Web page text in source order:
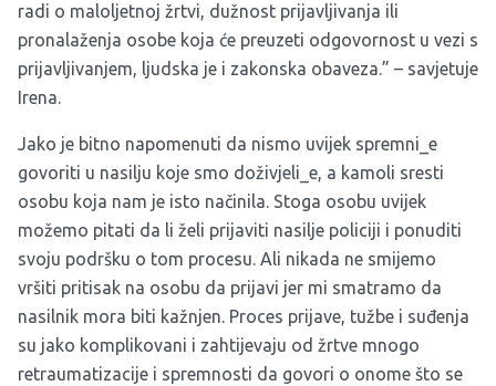
radi o maloljetnoj žrtvi, dužnost prijavljivanja ili
pronalaženja osobe koja će preuzeti odgovornost u vezi s
prijavljivanjem, ljudska je i zakonska obaveza.” – savjetuje
Irena.
Jako je bitno napomenuti da nismo uvijek spremni_e
govoriti u nasilju koje smo doživjeli_e, a kamoli sresti
osobu koja nam je isto načinila. Stoga osobu uvijek
možemo pitati da li želi prijaviti nasilje policiji i ponuditi
svoju podršku o tom procesu. Ali nikada ne smijemo
vršiti pritisak na osobu da prijavi jer mi smatramo da
nasilnik mora biti kažnjen. Proces prijave, tužbe i suđenja
su jako komplikovani i zahtijevaju od žrtve mnogo
retraumatizacije i spremnosti da govori o onome što se